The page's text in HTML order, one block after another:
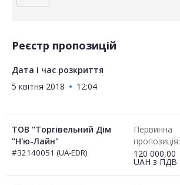
Реєстр пропозицій
Дата і час розкриття
5 квітня 2018
12:04
ТОВ "Торгівельний Дім
"Н'ю-Лайн"
#32140051 (UA-EDR)
Первинна
пропозиція:
120 000,00
UAH з ПДВ